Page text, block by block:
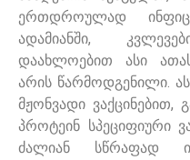
ერთდროულად
ადამიანში,
დაახლოებით ასი
არის წარმოდგენილი.
მჟონვადი ვაქცინებით,
პროტეინ სპეციფიური
ძალიან სწრაფად